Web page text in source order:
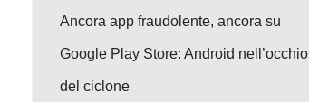
Ancora app fraudolente, ancora su
Google Play Store: Android nell’occhio
del ciclone